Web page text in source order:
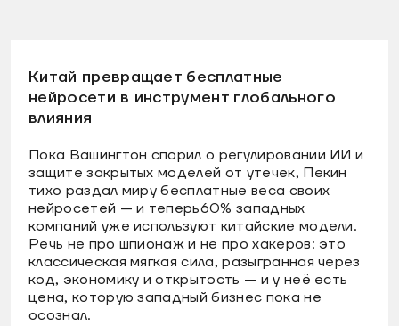
Китай превращает бесплатные
нейросети в инструмент глобального
влияния
Пока Вашингтон спорил о регулировании ИИ и
защите закрытых моделей от утечек, Пекин
тихо раздал миру бесплатные веса своих
нейросетей — и теперь60% западных
компаний уже используют китайские модели.
Речь не про шпионаж и не про хакеров: это
классическая мягкая сила, разыгранная через
код, экономику и открытость — и у неё есть
цена, которую западный бизнес пока не
осознал.